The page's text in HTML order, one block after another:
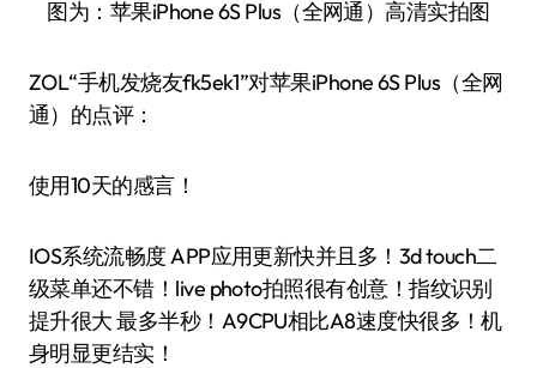
图为：苹果iPhone 6S Plus（全网通）高清实拍图
ZOL“手机发烧友fk5ek1”对苹果iPhone 6S Plus（全网
通）的点评：
使用10天的感言！
IOS系统流畅度 APP应用更新快并且多！3d touch二
级菜单还不错！live photo拍照很有创意！指纹识别
提升很大 最多半秒！A9CPU相比A8速度快很多！机
身明显更结实！